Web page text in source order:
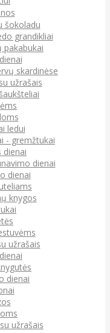
šokoladu
grandikliai
skardinėse
užrašais
ledui
- gremžtukai
dienai
dienai
dienai
knygos
užrašais
dienai
užrašais